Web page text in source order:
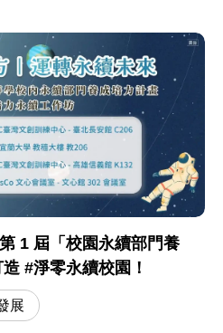
1 屆「校園永續部門養
教師培力工作坊 打造 #淨零永續校園！
展